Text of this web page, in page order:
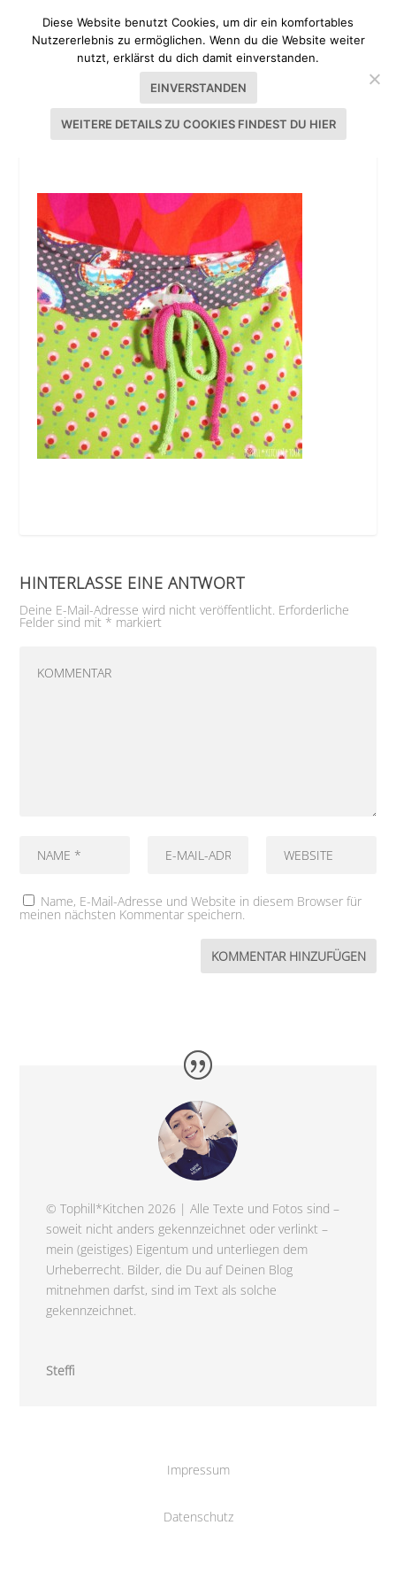
PUMP-IT-UP
HINTERLASSE EINE ANTWORT
Deine E-Mail-Adresse wird nicht veröffentlicht. Erforderliche
Felder sind mit * markiert
Name, E-Mail-Adresse und Website in diesem Browser für
meinen nächsten Kommentar speichern.
© Tophill*Kitchen 2026 | Alle Texte und Fotos sind –
soweit nicht anders gekennzeichnet oder verlinkt –
mein (geistiges) Eigentum und unterliegen dem
Urheberrecht. Bilder, die Du auf Deinen Blog
mitnehmen darfst, sind im Text als solche
gekennzeichnet.
Steffi
Impressum
Datenschutz
Diese Website benutzt Cookies, um dir ein komfortables
Nutzererlebnis zu ermöglichen. Wenn du die Website weiter
nutzt, erklärst du dich damit einverstanden.
EINVERSTANDEN
WEITERE DETAILS ZU COOKIES FINDEST DU HIER